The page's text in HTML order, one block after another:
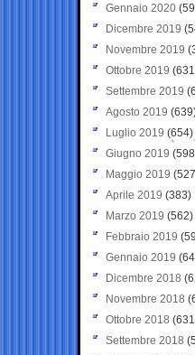
Gennaio 2020
Dicembre 2019
Novembre 2019
Ottobre 2019
Settembre 2019
Agosto 2019
Luglio 2019 (654)
Giugno 2019
Maggio 2019
Aprile 2019 (383)
Marzo 2019 (562)
Febbraio 2019
Gennaio 2019
Dicembre 2018
Novembre 2018
Ottobre 2018
Settembre 2018